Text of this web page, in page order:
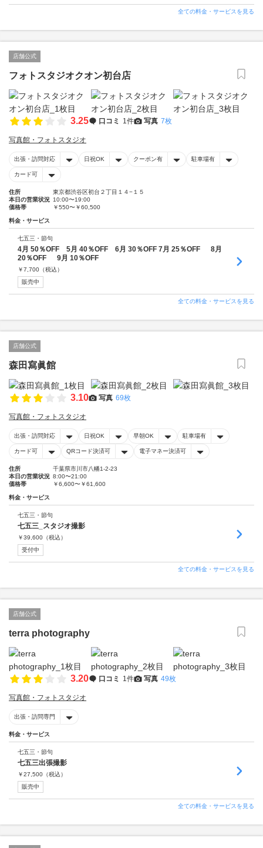
全ての料金・サービスを見る
店舗公式
フォトスタジオクオン初台店
3.25 口コミ 1件 写真 7枚
写真館・フォトスタジオ
出張・訪問対応 日祝OK クーポン有 駐車場有
カード可
住所
東京都渋谷区初台２丁目１４−１５
本日の営業状況 10:00〜19:00
価格帯
￥550〜￥60,500
料金・サービス
七五三・節句
4月 50％OFF 5月 40％OFF 6月 30％OFF 7月 25％OFF 8月
20％OFF 9月 10％OFF
￥7,700 （税込）
販売中
全ての料金・サービスを見る
店舗公式
森田寫眞館
3.10 写真 69枚
写真館・フォトスタジオ
出張・訪問対応 日祝OK 早朝OK 駐車場有
カード可 QRコード決済可 電子マネー決済可
住所
千葉県市川市八幡1-2-23
本日の営業状況 8:00〜21:00
価格帯
￥6,600〜￥61,600
料金・サービス
七五三・節句
七五三_スタジオ撮影
￥39,600 （税込）
受付中
全ての料金・サービスを見る
店舗公式
terra photography
3.20 口コミ 1件 写真 49枚
写真館・フォトスタジオ
出張・訪問専門
料金・サービス
七五三・節句
七五三出張撮影
￥27,500 （税込）
販売中
全ての料金・サービスを見る